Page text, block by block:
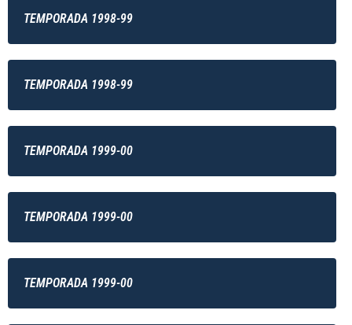
TEMPORADA 1998-99
TEMPORADA 1998-99
TEMPORADA 1999-00
TEMPORADA 1999-00
TEMPORADA 1999-00